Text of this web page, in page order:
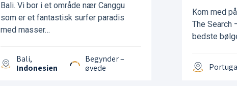
Bali. Vi bor i et område nær Canggu
som er et fantastisk surfer paradis
med masser…
Bali,
Indonesien
Begynder –
øvede
Kom med
The Search
bedste